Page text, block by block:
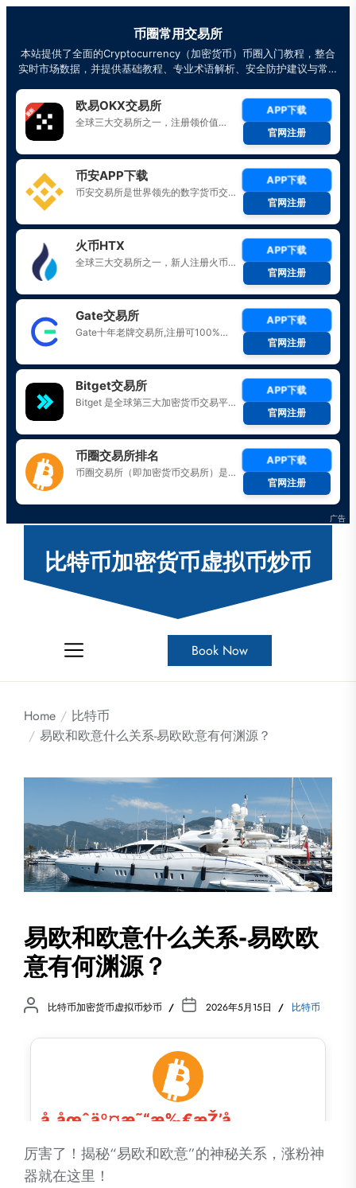
比特币加密货币虚拟币炒币
Book Now
Home
比特币
易欧和欧意什么关系-易欧欧意有何渊源？
易欧和欧意什么关系-易欧欧
意有何渊源？
比特币加密货币虚拟币炒币 2026年5月15日 比特币
厉害了！揭秘“易欧和欧意”的神秘关系，涨粉神
器就在这里！